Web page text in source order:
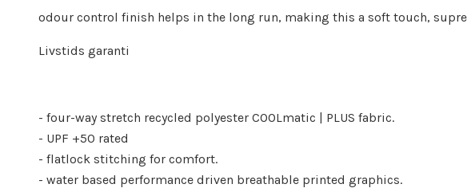
odour control finish helps in the long run, making this a soft touch,
Livstids garanti
- four-way stretch recycled polyester COOLmatic | PLUS fabric.
- UPF +50 rated
- flatlock stitching for comfort.
- water based performance driven breathable printed graphics.